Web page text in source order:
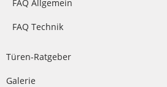
FAQ Allgemein
FAQ Technik
Türen-Ratgeber
Galerie